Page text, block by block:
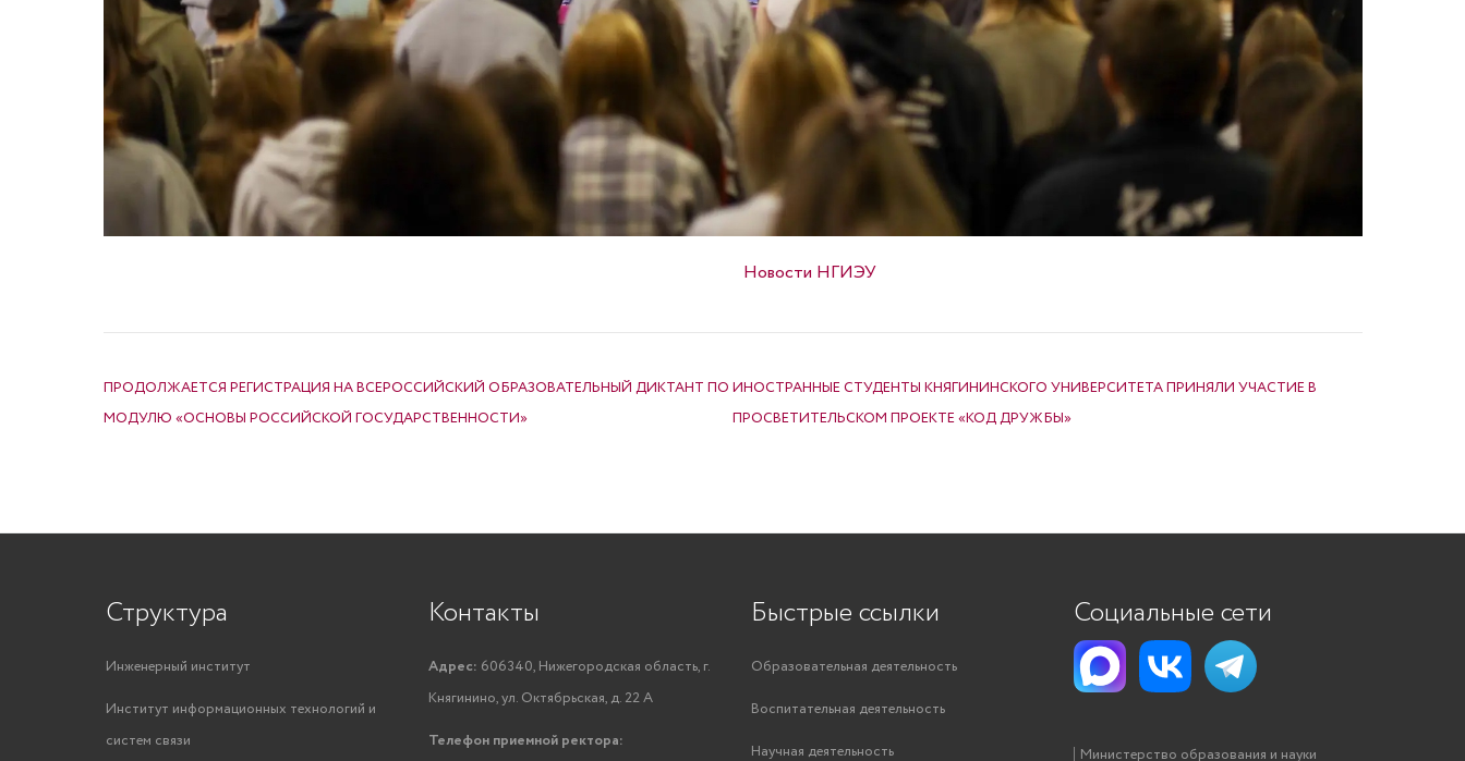
Новости НГИЭУ
ПРОДОЛЖАЕТСЯ РЕГИСТРАЦИЯ НА ВСЕРОССИЙСКИЙ ОБРАЗОВАТЕЛЬНЫЙ ДИКТАНТ ПО
МОДУЛЮ «ОСНОВЫ РОССИЙСКОЙ ГОСУДАРСТВЕННОСТИ»
ИНОСТРАННЫЕ СТУДЕНТЫ КНЯГИНИНСКОГО УНИВЕРСИТЕТА ПРИНЯЛИ УЧАСТИЕ В
ПРОСВЕТИТЕЛЬСКОМ ПРОЕКТЕ «КОД ДРУЖБЫ»
Структура
Инженерный институт
Институт информационных технологий и
систем связи
Контакты
Адрес: 606340, Нижегородская область, г.
Княгинино, ул. Октябрьская, д. 22 А
Телефон приемной ректора:
Быстрые ссылки
Образовательная деятельность
Воспитательная деятельность
Научная деятельность
Социальные сети
Министерство образования и науки